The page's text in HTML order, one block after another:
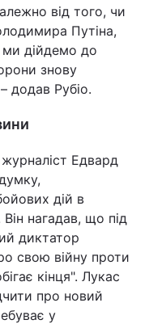
від того, чи
Путіна,
ми дійдемо до
знову
додав Рубіо.
Едвард
дій в
нагадав, що під
диктатор
свою війну проти
кінця". Лукас
про новий
у